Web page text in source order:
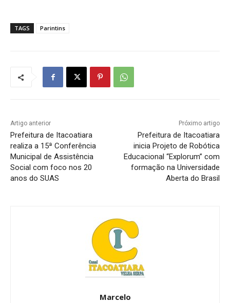
TAGS Parintins
Artigo anterior
Prefeitura de Itacoatiara
realiza a 15ª Conferência
Municipal de Assistência
Social com foco nos 20
anos do SUAS
Próximo artigo
Prefeitura de Itacoatiara
inicia Projeto de Robótica
Educacional “Explorum” com
formação na Universidade
Aberta do Brasil
Marcelo